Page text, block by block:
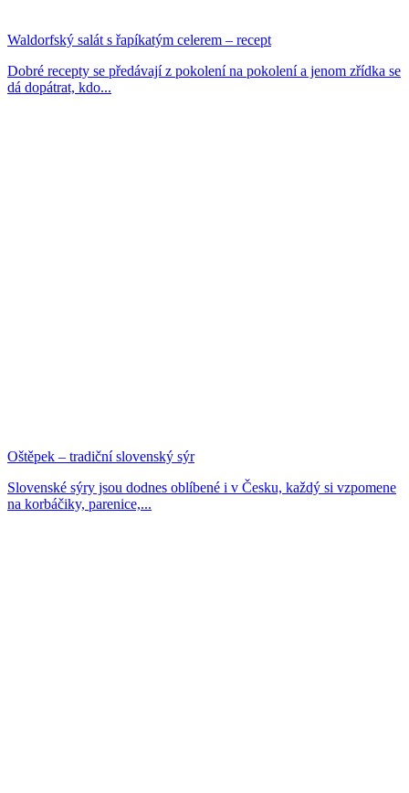
Waldorfský salát s řapíkatým celerem – recept
Dobré recepty se předávají z pokolení na pokolení a jenom zřídka se
dá dopátrat, kdo...
Oštěpek – tradiční slovenský sýr
Slovenské sýry jsou dodnes oblíbené i v Česku, každý si vzpomene
na korbáčiky, parenice,...